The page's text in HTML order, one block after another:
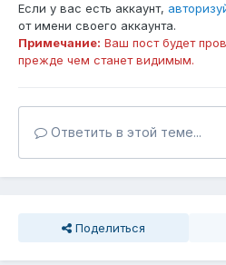
Если у вас есть аккаунт,
от имени своего аккаунта.
Примечание: Ваш пост будет
прежде чем станет видимым.
Ответить в этой теме...
Поделиться